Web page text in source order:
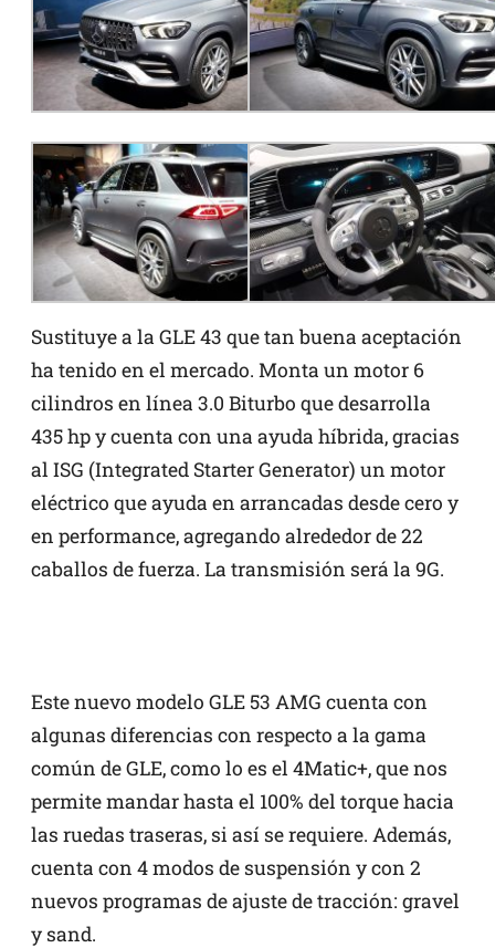
Sustituye a la GLE 43 que tan buena aceptación
ha tenido en el mercado. Monta un motor 6
cilindros en línea 3.0 Biturbo que desarrolla
435 hp y cuenta con una ayuda híbrida, gracias
al ISG (Integrated Starter Generator) un motor
eléctrico que ayuda en arrancadas desde cero y
en performance, agregando alrededor de 22
caballos de fuerza. La transmisión será la 9G.
Este nuevo modelo GLE 53 AMG cuenta con
algunas diferencias con respecto a la gama
común de GLE, como lo es el 4Matic+, que nos
permite mandar hasta el 100% del torque hacia
las ruedas traseras, si así se requiere. Además,
cuenta con 4 modos de suspensión y con 2
nuevos programas de ajuste de tracción: gravel
y sand.